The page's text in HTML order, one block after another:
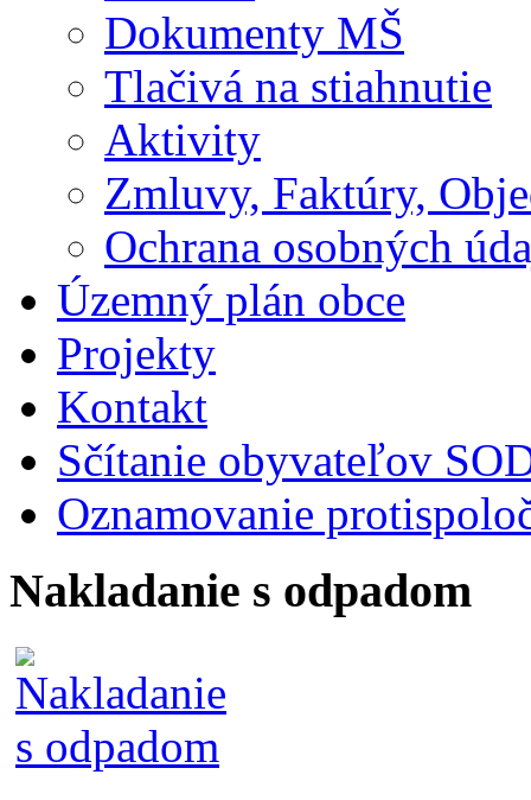
Dokumenty MŠ
Tlačivá na stiahnutie
Aktivity
Zmluvy, Faktúry,
Ochrana osobných
Územný plán obce
Projekty
Kontakt
Sčítanie obyvateľov
Oznamovanie
Nakladanie s odpadom